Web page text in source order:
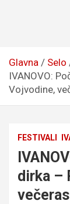
Glavna Selo
IVANOVO:
Vojvodine,
FESTIVALI
dirka –